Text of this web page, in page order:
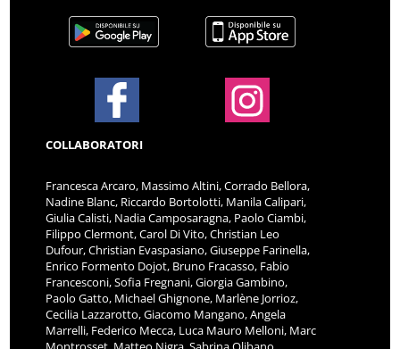
COLLABORATORI
Francesca Arcaro, Massimo Altini, Corrado Bellora,
Nadine Blanc, Riccardo Bortolotti, Manila Calipari,
Giulia Calisti, Nadia Camposaragna, Paolo Ciambi,
Filippo Clermont, Carol Di Vito, Christian Leo
Dufour, Christian Evaspasiano, Giuseppe Farinella,
Enrico Formento Dojot, Bruno Fracasso, Fabio
Francesconi, Sofia Fregnani, Giorgia Gambino,
Paolo Gatto, Michael Ghignone, Marlène Jorrioz,
Cecilia Lazzarotto, Giacomo Mangano, Angela
Marrelli, Federico Mecca, Luca Mauro Melloni, Marc